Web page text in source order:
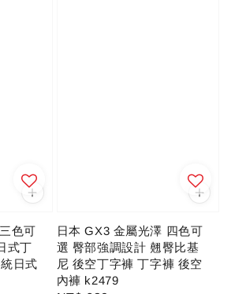
色可
式丁
日式
日本 GX3 金屬光澤 四色可
選 臀部強調設計 翹臀比基
尼 後空丁字褲 丁字褲 後空
內褲 k2479